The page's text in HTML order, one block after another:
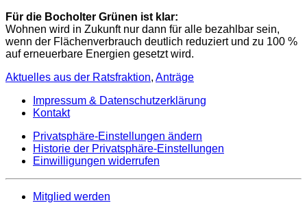
Für die Bocholter Grünen ist klar:
Wohnen wird in Zukunft nur dann für alle bezahlbar sein,
wenn der Flächenverbrauch deutlich reduziert und zu 100 %
auf erneuerbare Energien gesetzt wird.
Aktuelles aus der Ratsfraktion, Anträge
Impressum & Datenschutzerklärung
Kontakt
Privatsphäre-Einstellungen ändern
Historie der Privatsphäre-Einstellungen
Einwilligungen widerrufen
Mitglied werden